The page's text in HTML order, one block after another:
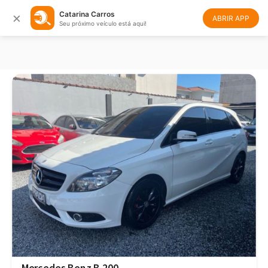
× Catarina Carros
Seu próximo veículo está aqui!
ABRIR APP
Ordenar